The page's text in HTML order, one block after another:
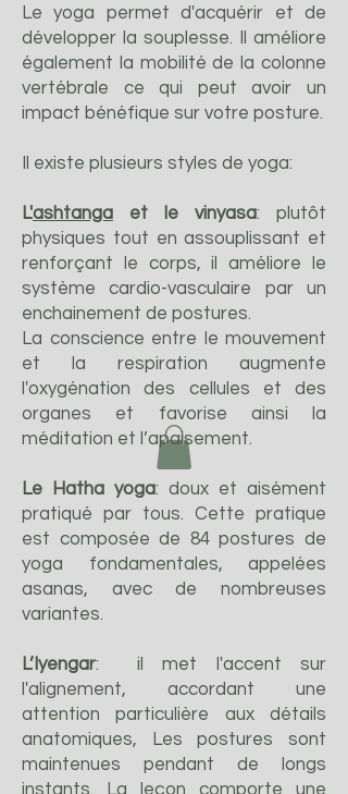
Le yoga permet d'acquérir et de
développer la souplesse. Il améliore
également la mobilité de la colonne
vertébrale ce qui peut avoir un
impact bénéfique sur votre posture.
Il existe plusieurs styles de yoga:
L'ashtanga et le vinyasa: plutôt
physiques tout en assouplissant et
renforçant le corps, il améliore le
système cardio-vasculaire par un
enchainement de postures.
La conscience entre le mouvement
et la respiration augmente
l'oxygénation des cellules et des
organes et favorise ainsi la
méditation et l’apaisement.
Le Hatha yoga: doux et aisément
pratiqué par tous. Cette pratique
est composée de 84 postures de
yoga fondamentales, appelées
asanas, avec de nombreuses
variantes.
L’Iyengar: il met l'accent sur
l'alignement, accordant une
attention particulière aux détails
anatomiques, Les postures sont
maintenues pendant de longs
instants. La leçon comporte une